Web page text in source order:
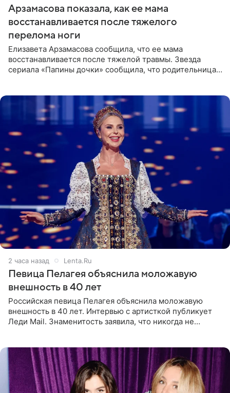
Арзамасова показала, как ее мама
восстанавливается после тяжелого
перелома ноги
Елизавета Арзамасова сообщила, что ее мама
восстанавливается после тяжелой травмы. Звезда
сериала «Папины дочки» сообщила, что родительница
2 часа назад Lenta.Ru
Певица Пелагея объяснила моложавую
внешность в 40 лет
Российская певица Пелагея объяснила моложавую
внешность в 40 лет. Интервью с артисткой публикует
Леди Mail. Знаменитость заявила, что никогда не